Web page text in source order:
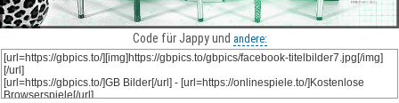
Code für Jappy und andere: